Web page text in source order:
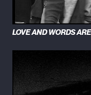
LOVE AND WORDS